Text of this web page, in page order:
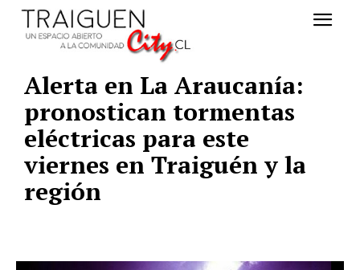
Alerta en La Araucanía:
pronostican tormentas
eléctricas para este
viernes en Traiguén y la
región